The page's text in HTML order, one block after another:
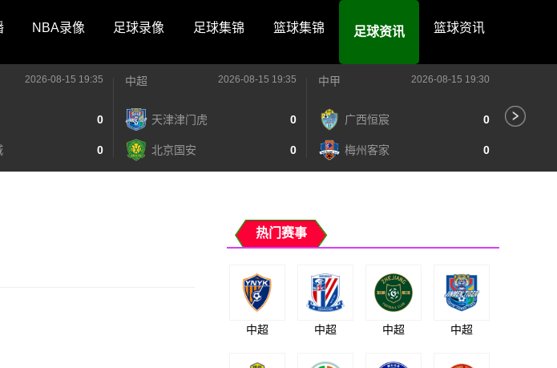
NBA录像 足球录像 足球集锦 篮球集锦 足球资讯 篮球资讯
2026-08-15 19:35
0
0
中超 2026-08-15 19:35
天津津门虎 0
北京国安 0
中甲 2026-08-15 19:30
广西恒宸 0
梅州客家 0
热门赛事
中超 中超 中超 中超